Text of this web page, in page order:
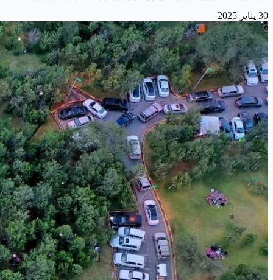
30 يناير 2025